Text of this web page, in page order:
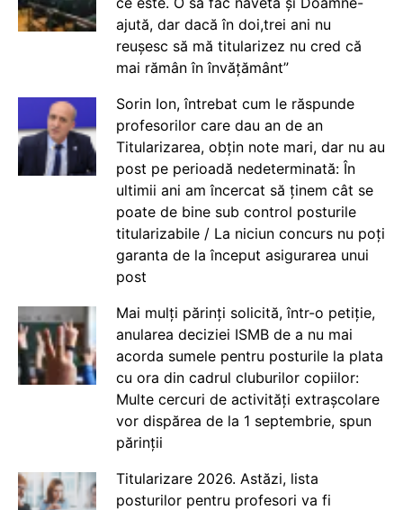
ajută, dar dacă în doi,trei ani nu
reușesc să mă titularizez nu cred că
mai rămân în învățământ”
Sorin Ion, întrebat cum le răspunde
profesorilor care dau an de an
Titularizarea, obțin note mari, dar nu au
post pe perioadă nedeterminată: În
ultimii ani am încercat să ținem cât se
poate de bine sub control posturile
titularizabile / La niciun concurs nu poți
garanta de la început asigurarea unui
post
Mai mulți părinți solicită, într-o petiție,
anularea deciziei ISMB de a nu mai
acorda sumele pentru posturile la plata
cu ora din cadrul cluburilor copiilor:
Multe cercuri de activități extrașcolare
vor dispărea de la 1 septembrie, spun
părinții
Titularizare 2026. Astăzi, lista
posturilor pentru profesori va fi